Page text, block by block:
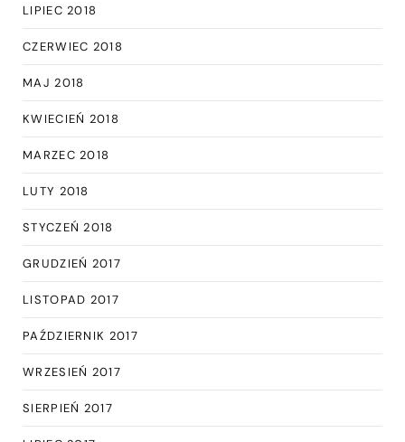
LIPIEC 2018
CZERWIEC 2018
MAJ 2018
KWIECIEŃ 2018
MARZEC 2018
LUTY 2018
STYCZEŃ 2018
GRUDZIEŃ 2017
LISTOPAD 2017
PAŹDZIERNIK 2017
WRZESIEŃ 2017
SIERPIEŃ 2017